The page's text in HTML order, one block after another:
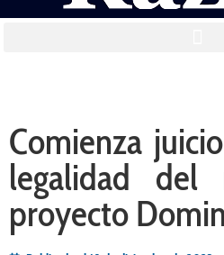
Comienza
legalidad del
proyecto